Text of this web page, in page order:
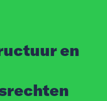
en